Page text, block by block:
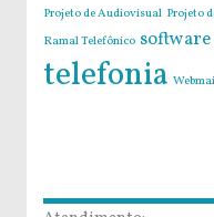
Projeto de Audiovisual Projeto
Ramal Telefônico software
telefonia